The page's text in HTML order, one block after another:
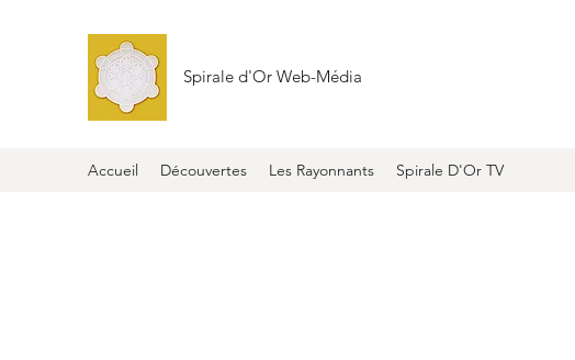
Spirale d'Or Web-Média
Accueil Découvertes Les Rayonnants Spirale D'Or TV